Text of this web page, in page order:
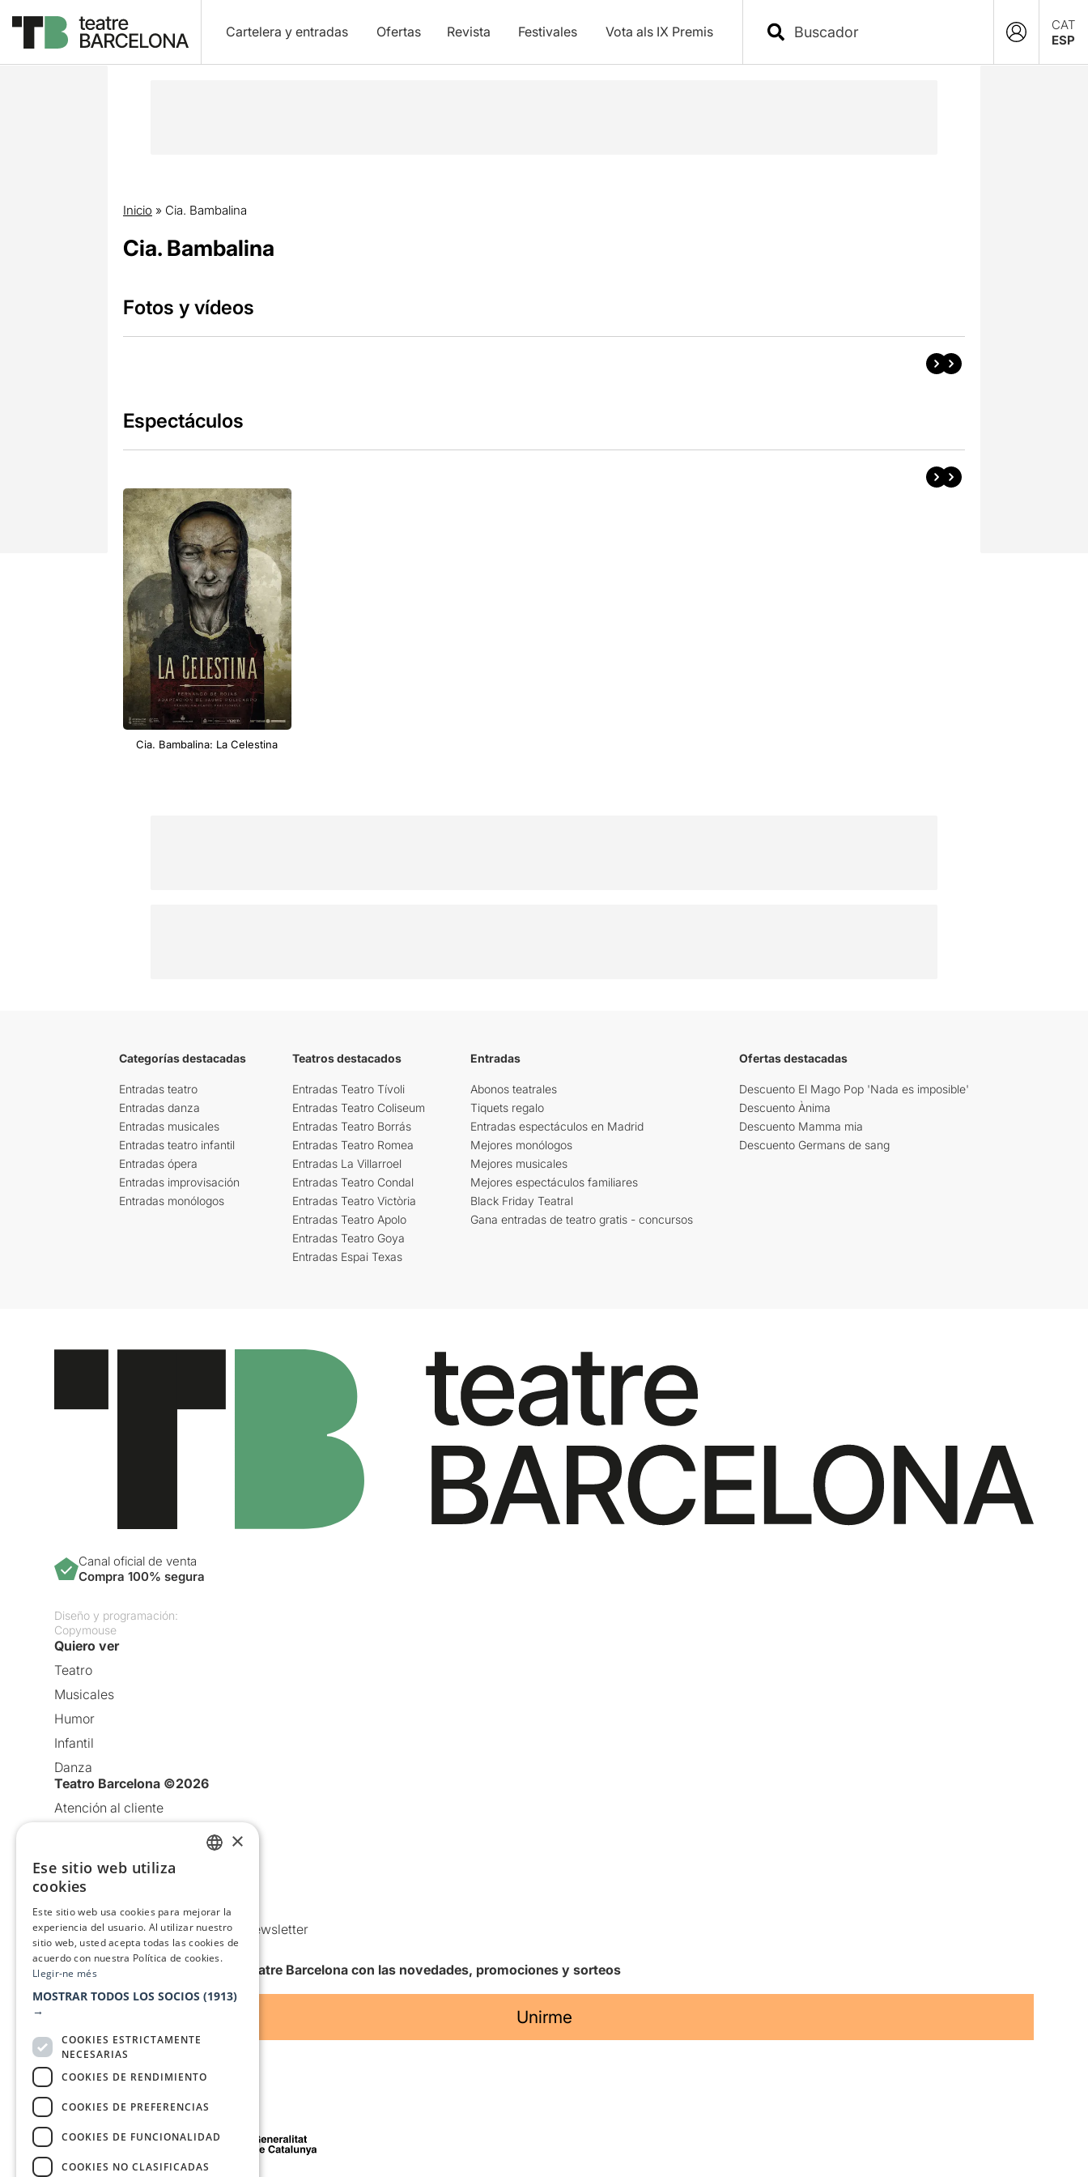
Cartelera y entradas Ofertas Revista Festivales Vota als IX Premis
CAT
ESP
Inicio » Cia. Bambalina
Cia. Bambalina
Fotos y vídeos
Espectáculos
Cia. Bambalina: La Celestina
Categorías destacadas
Entradas teatro
Entradas danza
Entradas musicales
Entradas teatro infantil
Entradas ópera
Entradas improvisación
Entradas monólogos
Teatros destacados
Entradas Teatro Tívoli
Entradas Teatro Coliseum
Entradas Teatro Borrás
Entradas Teatro Romea
Entradas La Villarroel
Entradas Teatro Condal
Entradas Teatro Victòria
Entradas Teatro Apolo
Entradas Teatro Goya
Entradas Espai Texas
Entradas
Abonos teatrales
Tiquets regalo
Entradas espectáculos en Madrid
Mejores monólogos
Mejores musicales
Mejores espectáculos familiares
Black Friday Teatral
Gana entradas de teatro gratis - concursos
Ofertas destacadas
Descuento El Mago Pop 'Nada es imposible'
Descuento Ànima
Descuento Mamma mia
Descuento Germans de sang
Canal oficial de venta
Compra 100% segura
Diseño y programación:
Copymouse
Quiero ver
Teatro
Musicales
Humor
Infantil
Danza
Teatro Barcelona ©2026
Atención al cliente
Política de Cookies
Condiciones de uso
Comunicaciones comerciales y Newsletter
Anuncia’t
Quiero recibir la newsletter de Teatre Barcelona con las novedades, promociones y sorteos
Unirme
Con el apoyo de
×
Ese sitio web utiliza
cookies
Este sitio web usa cookies para mejorar la
experiencia del usuario. Al utilizar nuestro
sitio web, usted acepta todas las cookies de
acuerdo con nuestra Política de cookies.
Llegir-ne més
MOSTRAR TODOS LOS SOCIOS (1913)
→
COOKIES ESTRICTAMENTE
NECESARIAS
COOKIES DE RENDIMIENTO
COOKIES DE PREFERENCIAS
COOKIES DE FUNCIONALIDAD
COOKIES NO CLASIFICADAS